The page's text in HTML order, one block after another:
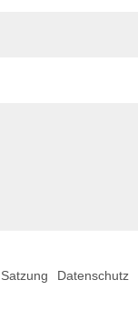
Satzung Datenschutz